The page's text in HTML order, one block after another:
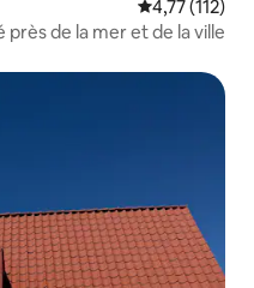
Évaluation
4,77 (112)
de la mer et de la ville